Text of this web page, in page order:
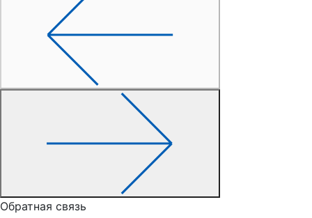
Обратная связь